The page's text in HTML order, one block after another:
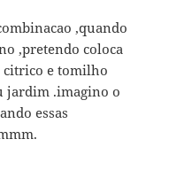
,quando
,pretendo coloca
citrico e tomilho
jardim .imagino o
essas